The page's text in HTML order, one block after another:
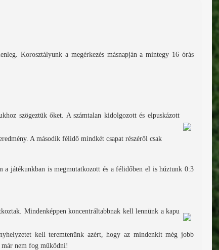
Korosztályunk a megérkezés másnapján a mintegy 16 órás
szögeztük őket. A számtalan kidolgozott és elpuskázott
A második félidő mindkét csapat részéről csak
játékunkban is megmutatkozott és a félidőben el is húztunk 0:3
Mindenképpen koncentráltabbnak kell lennünk a kapu
kell teremtenünk azért, hogy az mindenkit még jobb
nem fog működni!